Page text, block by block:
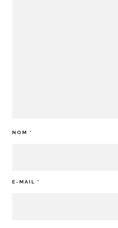
NOM *
E-MAIL *